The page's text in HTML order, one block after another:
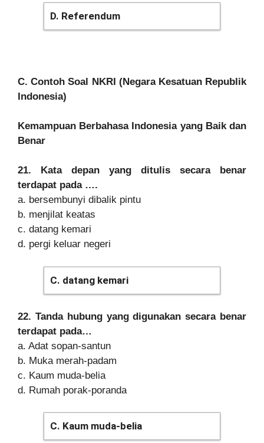
D. Referendum
C. Contoh Soal NKRI (Negara Kesatuan Republik
Indonesia)
Kemampuan Berbahasa Indonesia yang Baik dan
Benar
21. Kata depan yang ditulis secara benar
terdapat pada ….
a. bersembunyi dibalik pintu
b. menjilat keatas
c. datang kemari
d. pergi keluar negeri
C. datang kemari
22. Tanda hubung yang digunakan secara benar
terdapat pada…
a. Adat sopan-santun
b. Muka merah-padam
c. Kaum muda-belia
d. Rumah porak-poranda
C. Kaum muda-belia